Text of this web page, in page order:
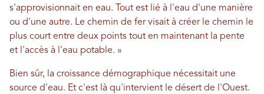
s'approvisionnait en eau. Tout est lié à l'eau d'une manière
ou d'une autre. Le chemin de fer visait à créer le chemin le
plus court entre deux points tout en maintenant la pente
et l'accès à l'eau potable. »
Bien sûr, la croissance démographique nécessitait une
source d'eau. Et c'est là qu'intervient le désert de l'Ouest.